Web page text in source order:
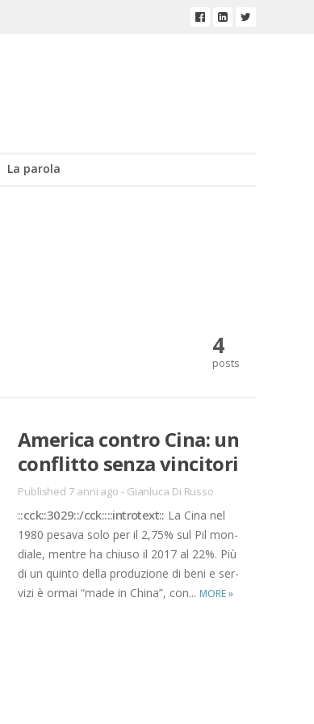
La parola
4
posts
Ame­ri­ca con­tro Cina: un
con­flit­to sen­za vin­ci­to­ri
Published 7 anni ago - Gianluca Di Russo
::cck::3029::/​cck::::in­tro­text:: La Cina nel
1980 pe­sa­va solo per il 2,75% sul Pil mon­
dia­le, men­tre ha chiu­so il 2017 al 22%. Più
di un quin­to del­la pro­du­zio­ne di beni e ser­
vi­zi è or­mai “made in Chi­na”, con... MORE»